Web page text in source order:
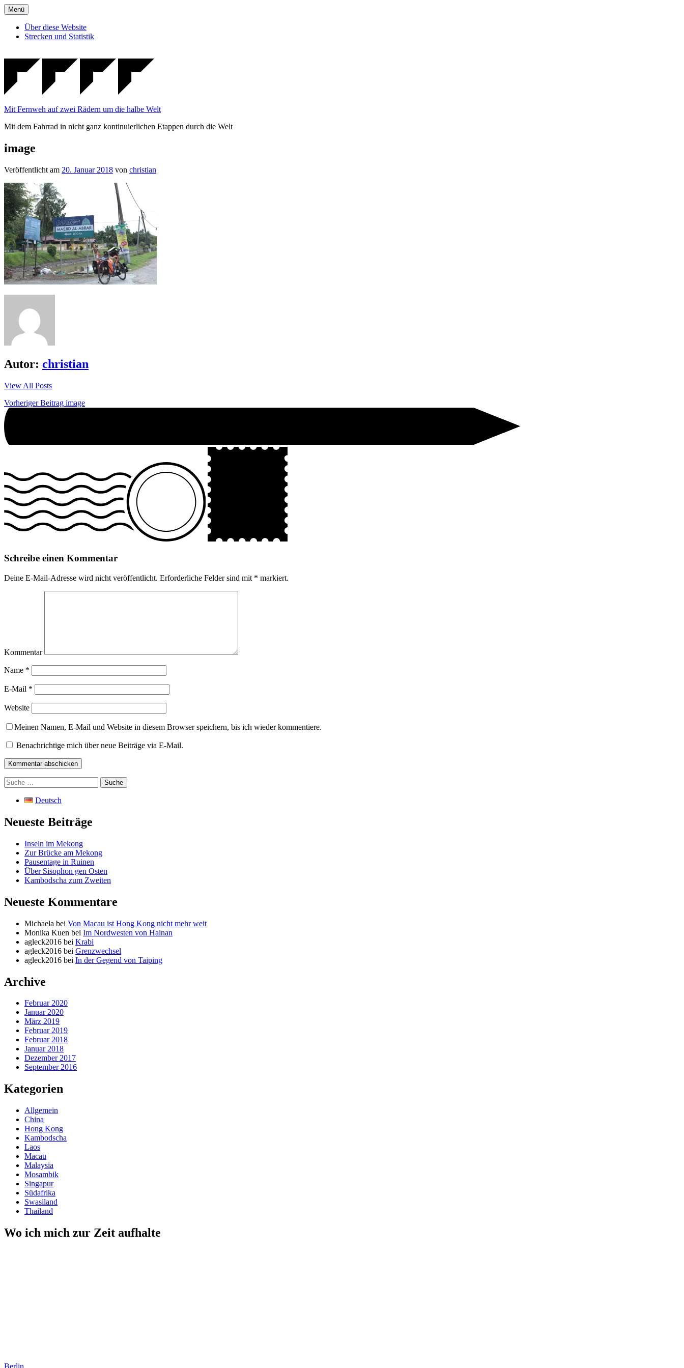
Zum
Inhalt
springen
Menü
Über diese Website
Strecken und Statistik
Mit Fernweh auf zwei Rädern um die halbe Welt
Mit dem Fahrrad in nicht ganz kontinuierlichen Etappen durch die Welt
image
Veröffentlicht am 20. Januar 2018 von christian
Autor: christian
View All Posts
Beitrags-
Navigation
Vorheriger Beitrag image
Schreibe einen Kommentar
Deine E-Mail-Adresse wird nicht veröffentlicht. Erforderliche Felder sind mit * markiert.
Kommentar
Name *
E-Mail *
Website
Meinen Namen, E-Mail und Website in diesem Browser speichern, bis ich wieder kommentiere.
Benachrichtige mich über neue Beiträge via E-Mail.
Suche
nach:
Deutsch
Neueste Beiträge
Inseln im Mekong
Zur Brücke am Mekong
Pausentage in Ruinen
Über Sisophon gen Osten
Kambodscha zum Zweiten
Neueste Kommentare
Michaela bei Von Macau ist Hong Kong nicht mehr weit
Monika Kuen bei Im Nordwesten von Hainan
agleck2016 bei Krabi
agleck2016 bei Grenzwechsel
agleck2016 bei In der Gegend von Taiping
Archive
Februar 2020
Januar 2020
März 2019
Februar 2019
Februar 2018
Januar 2018
Dezember 2017
September 2016
Kategorien
Allgemein
China
Hong Kong
Kambodscha
Laos
Macau
Malaysia
Mosambik
Singapur
Südafrika
Swasiland
Thailand
Wo ich mich zur Zeit aufhalte